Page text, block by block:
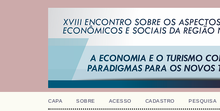
CAPA SOBRE ACESSO CADASTRO PESQUISA